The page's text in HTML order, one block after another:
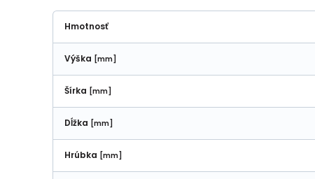
Hmotnosť
Výška [mm]
Šírka [mm]
Dĺžka [mm]
Hrúbka [mm]